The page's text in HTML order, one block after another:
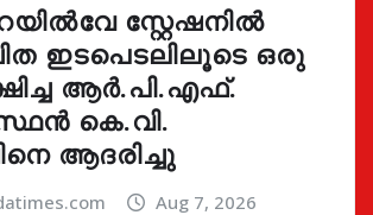
സ്റ്റേഷനിൽ
ഇടപെടലിലൂടെ ഒരു
ആർ.പി.എഫ്.
കെ.വി.
ആദരിച്ചു
Aug 7, 2026